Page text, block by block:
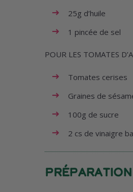
25g d’huile
1 pincée de sel
POUR LES TOMATES
Tomates cerises
Graines de
100g de sucre
2 cs de vinaigre
Préparation